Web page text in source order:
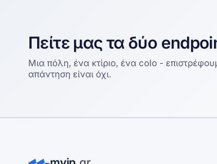
Πείτε μας τα δύο
Μια πόλη, ένα κτίριο, ένα colo -
απάντηση είναι όχι.